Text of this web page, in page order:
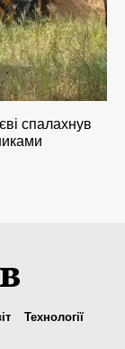
спалахнув
Технології